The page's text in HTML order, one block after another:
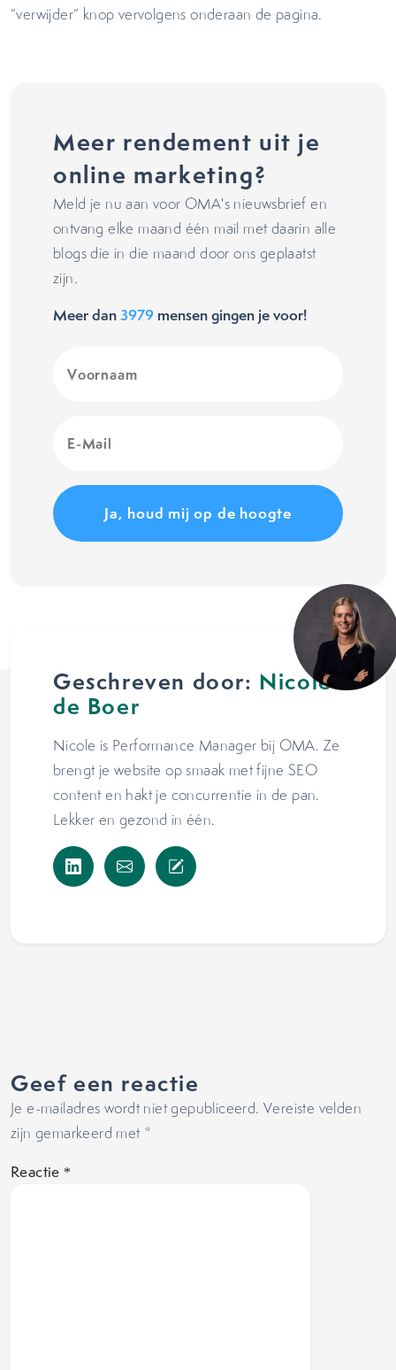
“verwijder” knop vervolgens onderaan de pagina.
Meer rendement uit je
online marketing?
Meld je nu aan voor OMA's nieuwsbrief en
ontvang elke maand één mail met daarin alle
blogs die in die maand door ons geplaatst
zijn.
Meer dan3979 mensen gingen je voor!
(Vereist)
Mail
Geschreven door: Nicole
de Boer
Nicole is Performance Manager bij OMA. Ze
brengt je website op smaak met fijne SEO
content en hakt je concurrentie in de pan.
Lekker en gezond in één.
Geef een reactie
Je e-mailadres wordt niet gepubliceerd. Vereiste velden
zijn gemarkeerd met *
Reactie *